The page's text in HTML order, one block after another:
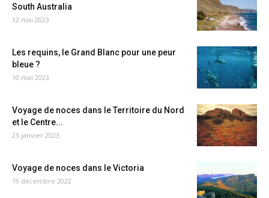
South Australia
12 mai 2023
Les requins, le Grand Blanc pour une peur
bleue ?
10 mai 2023
Voyage de noces dans le Territoire du Nord
et le Centre...
25 janvier 2023
Voyage de noces dans le Victoria
19 décembre 2022